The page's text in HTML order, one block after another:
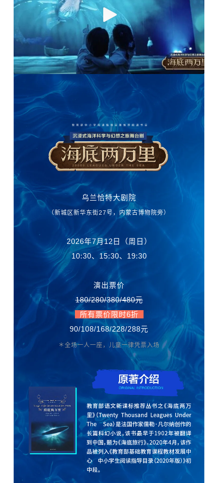
乌兰恰特大剧院
（新城区新华东街27号，内蒙古博物院旁）
2026年7月12日（周日）
10:30、15:30、19:30
演出票价
180/280/380/480元
所有票价限时6折
90/108/168/228/288元
＊全场一人一座，儿童一律凭票入场